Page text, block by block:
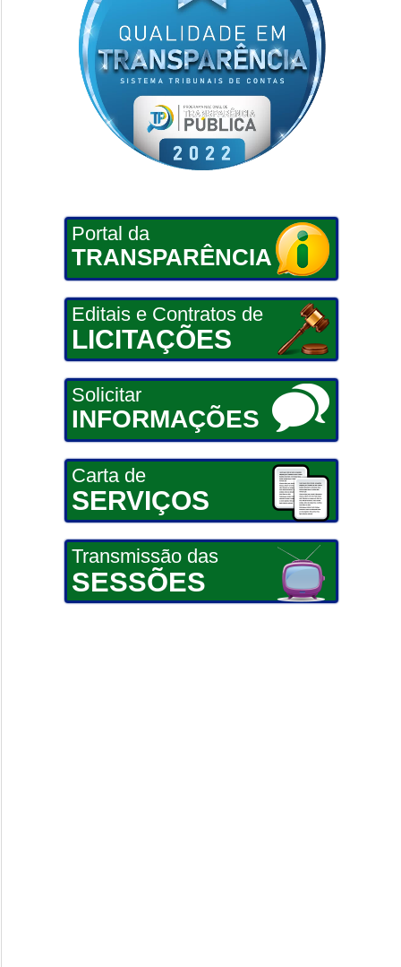
Portal da
TRANSPARÊNCIA
Editais e Contratos de
LICITAÇÕES
Solicitar
INFORMAÇÕES
Carta de
SERVIÇOS
Transmissão das
SESSÕES